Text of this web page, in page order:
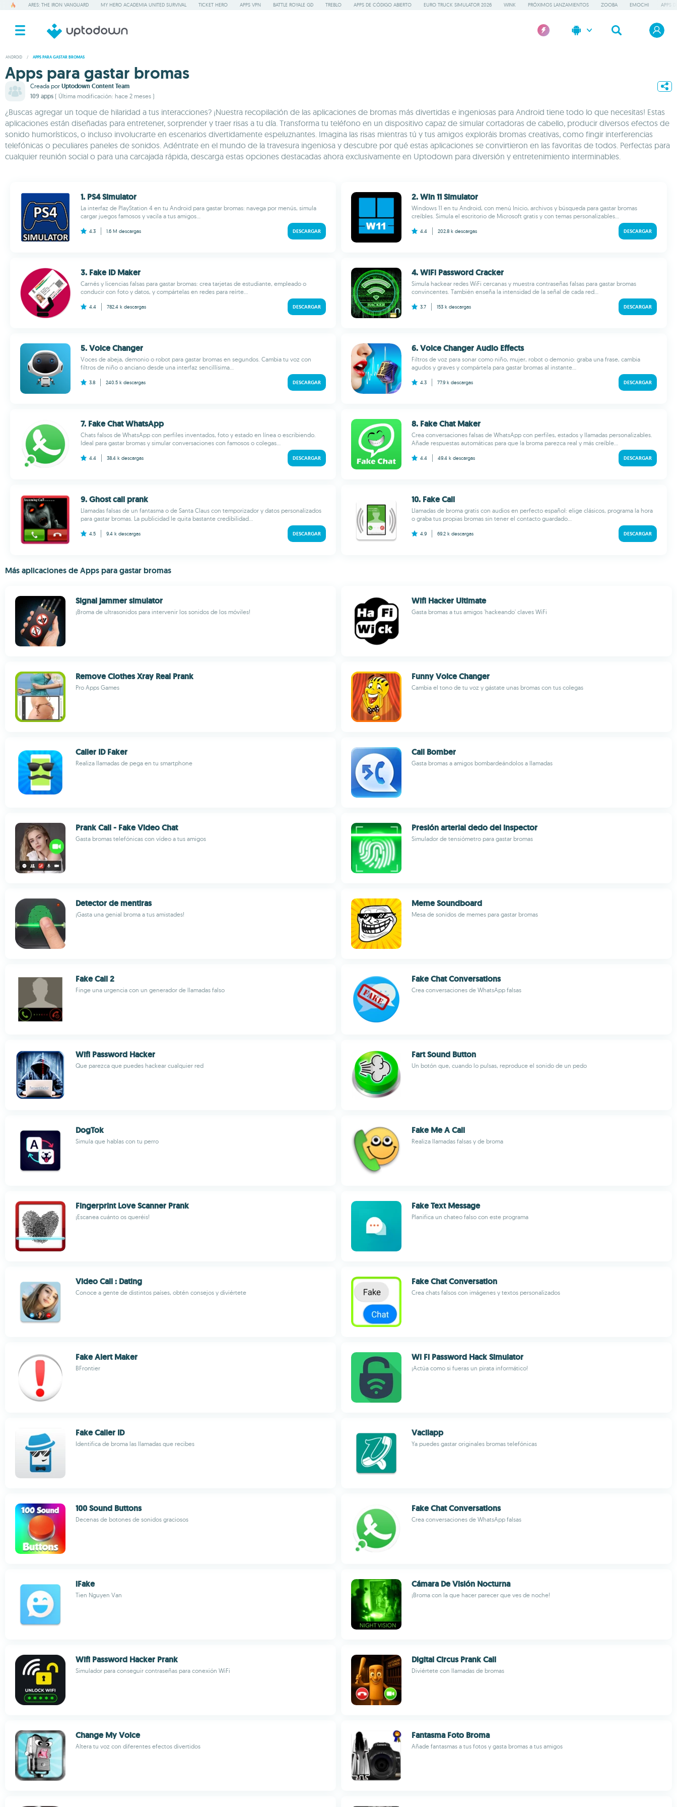
ARES: THE IRON VANGUARD MY HERO ACADEMIA UNITED SURVIVAL TICKET HERO APPS VPN BATTLE ROYALE GD TREBLO APPS DE CÓDIGO ABIERTO EURO TRUCK SIMULATOR 2026 WINK PRÓXIMOS LANZAMIENTOS ZOOBA EMOCHI APPS
ANDROID / APPS PARA GASTAR BROMAS
Apps para gastar bromas
Creada por Uptodown Content Team
109 apps ( Última modificación: hace 2 meses )
¿Buscas agregar un toque de hilaridad a tus interacciones? ¡Nuestra recopilación de las aplicaciones de bromas más divertidas e ingeniosas para Android tiene todo lo que necesitas! Estas
aplicaciones están diseñadas para entretener, sorprender y traer risas a tu día. Transforma tu teléfono en un dispositivo capaz de simular cortadoras de cabello, producir diversos efectos de
sonido humorísticos, o incluso involucrarte en escenarios divertidamente espeluznantes. Imagina las risas mientras tú y tus amigos exploráis bromas creativas, como fingir interferencias
telefónicas o peculiares paneles de sonidos. Adéntrate en el mundo de la travesura ingeniosa y descubre por qué estas aplicaciones se convirtieron en las favoritas de todos. Perfectas para
cualquier reunión social o para una carcajada rápida, descarga estas opciones destacadas ahora exclusivamente en Uptodown para diversión y entretenimiento interminables.
1. PS4 Simulator
La interfaz de PlayStation 4 en tu Android para gastar bromas: navega por menús, simula
cargar juegos famosos y vacila a tus amigos...
4.3 1.6 M descargas DESCARGAR
2. Win 11 Simulator
Windows 11 en tu Android, con menú Inicio, archivos y búsqueda para gastar bromas
creíbles. Simula el escritorio de Microsoft gratis y con temas personalizables...
4.4 202.8 k descargas DESCARGAR
3. Fake ID Maker
Carnés y licencias falsas para gastar bromas: crea tarjetas de estudiante, empleado o
conducir con foto y datos, y compártelas en redes para reírte...
4.4 782.4 k descargas DESCARGAR
4. WiFi Password Cracker
Simula hackear redes WiFi cercanas y muestra contraseñas falsas para gastar bromas
convincentes. También enseña la intensidad de la señal de cada red...
3.7 153 k descargas DESCARGAR
5. Voice Changer
Voces de abeja, demonio o robot para gastar bromas en segundos. Cambia tu voz con
filtros de niño o anciano desde una interfaz sencillísima...
3.8 240.5 k descargas DESCARGAR
6. Voice Changer Audio Effects
Filtros de voz para sonar como niño, mujer, robot o demonio: graba una frase, cambia
agudos y graves y compártela para gastar bromas al instante...
4.3 77.9 k descargas DESCARGAR
7. Fake Chat WhatsApp
Chats falsos de WhatsApp con perfiles inventados, foto y estado en línea o escribiendo.
Ideal para gastar bromas y simular conversaciones con famosos o colegas...
4.4 38.4 k descargas DESCARGAR
8. Fake Chat Maker
Crea conversaciones falsas de WhatsApp con perfiles, estados y llamadas personalizables.
Añade respuestas automáticas para que la broma parezca real y más creíble...
4.4 49.4 k descargas DESCARGAR
9. Ghost call prank
Llamadas falsas de un fantasma o de Santa Claus con temporizador y datos personalizados
para gastar bromas. La publicidad le quita bastante credibilidad...
4.5 9.4 k descargas DESCARGAR
10. Fake Call
Llamadas de broma gratis con audios en perfecto español: elige clásicos, programa la hora
o graba tus propias bromas sin tener el contacto guardado...
4.9 69.2 k descargas DESCARGAR
Más aplicaciones de Apps para gastar bromas
Signal jammer simulator
¡Broma de ultrasonidos para intervenir los sonidos de los móviles!
Wifi Hacker Ultimate
Gasta bromas a tus amigos 'hackeando' claves WiFi
Remove Clothes Xray Real Prank
Pro Apps Games
Funny Voice Changer
Cambia el tono de tu voz y gástate unas bromas con tus colegas
Caller ID Faker
Realiza llamadas de pega en tu smartphone
Call Bomber
Gasta bromas a amigos bombardeándolos a llamadas
Prank Call - Fake Video Chat
Gasta bromas telefónicas con vídeo a tus amigos
Presión arterial dedo del inspector
Simulador de tensiómetro para gastar bromas
Detector de mentiras
¡Gasta una genial broma a tus amistades!
Meme Soundboard
Mesa de sonidos de memes para gastar bromas
Fake Call 2
Finge una urgencia con un generador de llamadas falso
Fake Chat Conversations
Crea conversaciones de WhatsApp falsas
Wifi Password Hacker
Que parezca que puedes hackear cualquier red
Fart Sound Button
Un botón que, cuando lo pulsas, reproduce el sonido de un pedo
DogTok
Simula que hablas con tu perro
Fake Me A Call
Realiza llamadas falsas y de broma
Fingerprint Love Scanner Prank
¡Escanea cuánto os queréis!
Fake Text Message
Planifica un chateo falso con este programa
Video Call : Dating
Conoce a gente de distintos países, obtén consejos y diviértete
Fake Chat Conversation
Crea chats falsos con imágenes y textos personalizados
Fake Alert Maker
BFrontier
Wi Fi Password Hack Simulator
¡Actúa como si fueras un pirata informático!
Fake Caller ID
Identifica de broma las llamadas que recibes
Vacilapp
Ya puedes gastar originales bromas telefónicas
100 Sound Buttons
Decenas de botones de sonidos graciosos
Fake Chat Conversations
Crea conversaciones de WhatsApp falsas
iFake
Tien Nguyen Van
Cámara De Visión Nocturna
¡Broma con la que hacer parecer que ves de noche!
Wifi Password Hacker Prank
Simulador para conseguir contraseñas para conexión WiFi
Digital Circus Prank Call
Diviértete con llamadas de bromas
Change My Voice
Altera tu voz con diferentes efectos divertidos
Fantasma Foto Broma
Añade fantasmas a tus fotos y gasta bromas a tus amigos